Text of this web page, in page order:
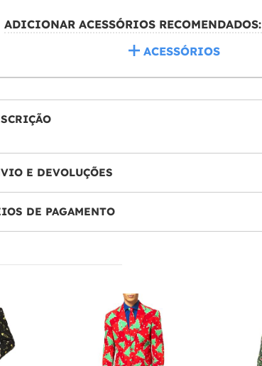
ADICIONAR ACESSÓRIOS RECOMENDADOS:
ACESSÓRIOS
E DEVOLUÇÕES
DE PAGAMENTO